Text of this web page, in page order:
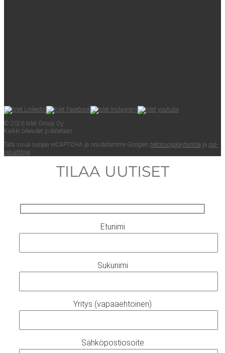
© 2026 Islet Group Oy
Kaik­ki oikeu­det pidätetään.
Tätä sivua suo­jaa reCAPTC­HA ja nou­da­tam­me Googlen tie­to­suo­ja­käy­tän­töä ja pal­
ve­lueh­to­ja.
TILAA UUTISET
Etunimi
Sukunimi
Yritys (vapaaehtoinen)
Sähköpostiosoite